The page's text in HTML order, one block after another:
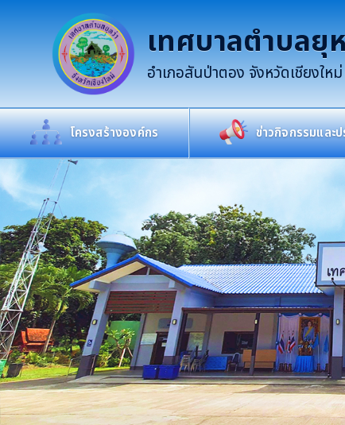
เทศบาลตำบลยุ
อำเภอสันป่าตอง จังหวัดเชียงใหม่
โครงสร้างองค์กร ข่าวกิจกรรมและ